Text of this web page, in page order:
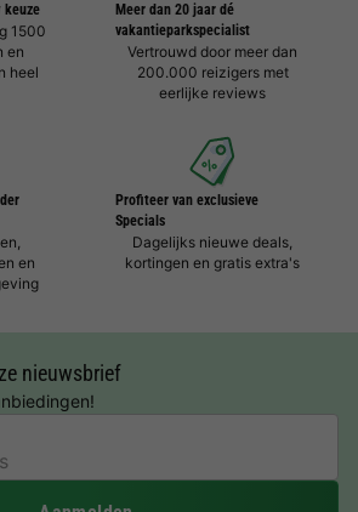
keuze
1500
en
heel
Meer dan 20 jaar dé
vakantieparkspecialist
Vertrouwd door meer dan
200.000 reizigers met
eerlijke reviews
en
Profiteer van exclusieve
Specials
Dagelijks nieuwe deals,
kortingen en gratis extra's
nieuwsbrief